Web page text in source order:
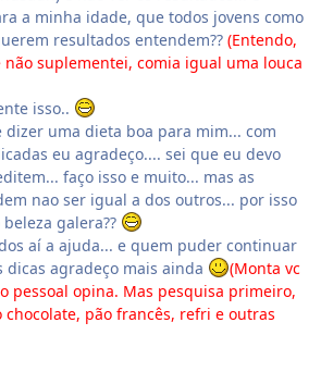
a minha idade, que todos jovens como
resultados entendem?? (Entendo,
suplementei, comia igual uma louca
isso..
uma dieta boa para mim... com
eu agradeço.... sei que eu devo
faço isso e muito... mas as
nao ser igual a dos outros... por isso
galera??
aí a ajuda... e quem puder continuar
agradeço mais ainda
(Monta vc
pessoal opina. Mas pesquisa primeiro,
pão francês, refri e outras